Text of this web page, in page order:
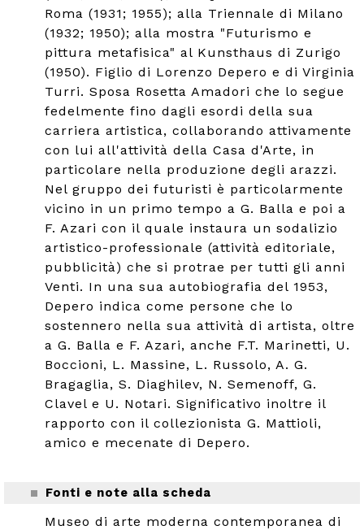
Roma (1931; 1955); alla Triennale di Milano
(1932; 1950); alla mostra "Futurismo e
pittura metafisica" al Kunsthaus di Zurigo
(1950). Figlio di Lorenzo Depero e di Virginia
Turri. Sposa Rosetta Amadori che lo segue
fedelmente fino dagli esordi della sua
carriera artistica, collaborando attivamente
con lui all'attività della Casa d'Arte, in
particolare nella produzione degli arazzi.
Nel gruppo dei futuristi è particolarmente
vicino in un primo tempo a G. Balla e poi a
F. Azari con il quale instaura un sodalizio
artistico-professionale (attività editoriale,
pubblicità) che si protrae per tutti gli anni
Venti. In una sua autobiografia del 1953,
Depero indica come persone che lo
sostennero nella sua attività di artista, oltre
a G. Balla e F. Azari, anche F.T. Marinetti, U.
Boccioni, L. Massine, L. Russolo, A. G.
Bragaglia, S. Diaghilev, N. Semenoff, G.
Clavel e U. Notari. Significativo inoltre il
rapporto con il collezionista G. Mattioli,
amico e mecenate di Depero.
Fonti e note alla scheda
Museo di arte moderna contemporanea di